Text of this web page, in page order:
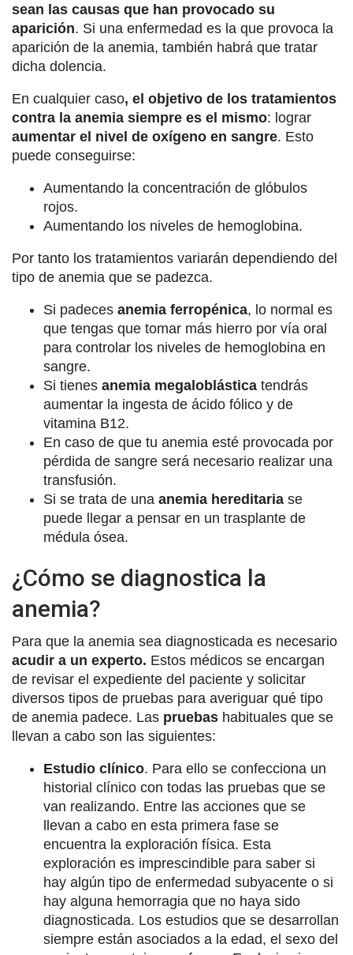
sean las causas que han provocado su
aparición. Si una enfermedad es la que provoca la
aparición de la anemia, también habrá que tratar
dicha dolencia.
En cualquier caso, el objetivo de los tratamientos
contra la anemia siempre es el mismo: lograr
aumentar el nivel de oxígeno en sangre. Esto
puede conseguirse:
Aumentando la concentración de glóbulos
rojos.
Aumentando los niveles de hemoglobina.
Por tanto los tratamientos variarán dependiendo del
tipo de anemia que se padezca.
Si padeces anemia ferropénica, lo normal es
que tengas que tomar más hierro por vía oral
para controlar los niveles de hemoglobina en
sangre.
Si tienes anemia megaloblástica tendrás
aumentar la ingesta de ácido fólico y de
vitamina B12.
En caso de que tu anemia esté provocada por
pérdida de sangre será necesario realizar una
transfusión.
Si se trata de una anemia hereditaria se
puede llegar a pensar en un trasplante de
médula ósea.
¿Cómo se diagnostica la
anemia?
Para que la anemia sea diagnosticada es necesario
acudir a un experto. Estos médicos se encargan
de revisar el expediente del paciente y solicitar
diversos tipos de pruebas para averiguar qué tipo
de anemia padece. Las pruebas habituales que se
llevan a cabo son las siguientes:
Estudio clínico. Para ello se confecciona un
historial clínico con todas las pruebas que se
van realizando. Entre las acciones que se
llevan a cabo en esta primera fase se
encuentra la exploración física. Esta
exploración es imprescindible para saber si
hay algún tipo de enfermedad subyacente o si
hay alguna hemorragia que no haya sido
diagnosticada. Los estudios que se desarrollan
siempre están asociados a la edad, el sexo del